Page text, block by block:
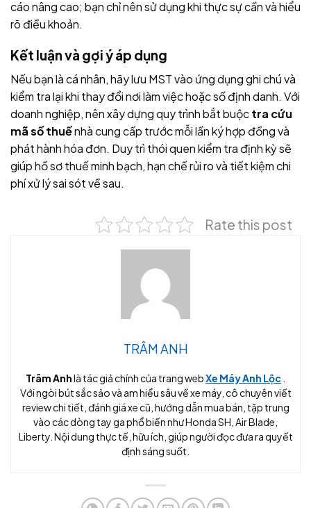
cáo nâng cao; bạn chỉ nên sử dụng khi thực sự cần và hiểu
rõ điều khoản.
Kết luận và gợi ý áp dụng
Nếu bạn là cá nhân, hãy lưu MST vào ứng dụng ghi chú và
kiểm tra lại khi thay đổi nơi làm việc hoặc số định danh. Với
doanh nghiệp, nên xây dựng quy trình bắt buộctra cứu
mã số thuếnhà cung cấp trước mỗi lần ký hợp đồng và
phát hành hóa đơn. Duy trì thói quen kiểm tra định kỳ sẽ
giúp hồ sơ thuế minh bạch, hạn chế rủi ro và tiết kiệm chi
phí xử lý sai sót về sau.
Rate this post
TRÂM ANH
Trâm Anhlà tác giả chính của trang webXe Máy Anh Lộc
Với ngòi bút sắc sảo và am hiểu sâu về xe máy, cô chuyên viết
review chi tiết, đánh giá xe cũ, hướng dẫn mua bán, tập trung
vào các dòng tay ga phổ biến như Honda SH, Air Blade,
Liberty. Nội dung thực tế, hữu ích, giúp người đọc đưa ra quyết
định sáng suốt.